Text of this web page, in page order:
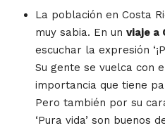
La población en Costa
muy sabia. En un viaje a
escuchar la expresión
Su gente se vuelca con
importancia que tiene
Pero también por su
‘Pura vida’ son buenos